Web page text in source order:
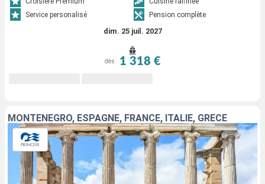
Service personalisé
Pension complète
dim. 25 juil. 2027
dès 1 318 €
MONTÉNÉGRO, ESPAGNE, FRANCE, ITALIE, GRÈCE